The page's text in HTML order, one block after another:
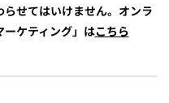
せてはいけません。オンラ
ケティング」はこちら